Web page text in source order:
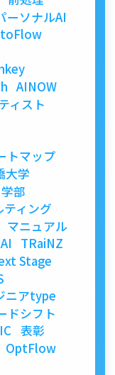
ーソナルAI
AINOW
ィスト
トマップ
大学
部
ティング
マニュアル
TRaiNZ
Stage
ニアtype
ドシフト
表彰
OptFlow